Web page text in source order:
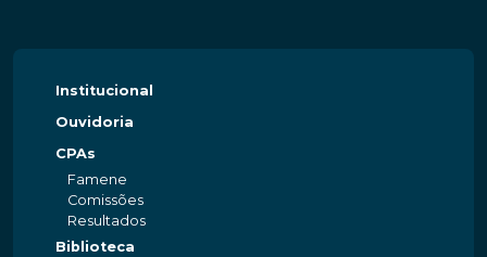
Institucional
Ouvidoria
CPAs
Famene
Comissões
Resultados
Biblioteca